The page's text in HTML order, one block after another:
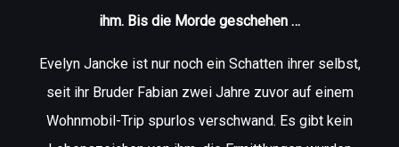
ihm. Bis die Morde geschehen …
Evelyn Jancke ist nur noch ein Schatten ihrer selbst,
seit ihr Bruder Fabian zwei Jahre zuvor auf einem
Wohnmobil-Trip spurlos verschwand. Es gibt kein